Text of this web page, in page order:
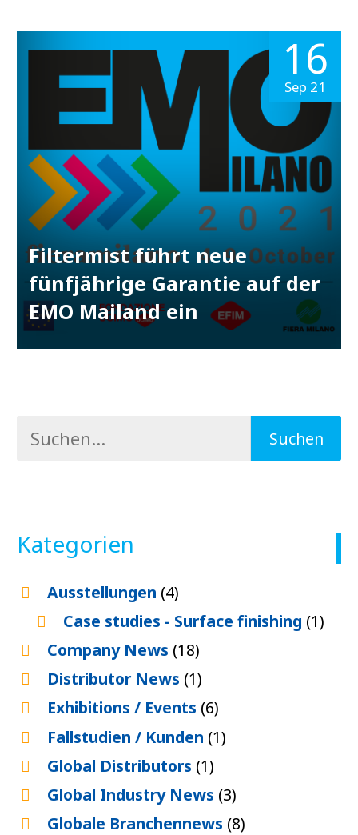
Filtermist führt neue
fünfjährige Garantie auf der
EMO Mailand ein
16
Sep 21
Kategorien
Ausstellungen (4)
Case studies - Surface finishing (1)
Company News (18)
Distributor News (1)
Exhibitions / Events (6)
Fallstudien / Kunden (1)
Global Distributors (1)
Global Industry News (3)
Globale Branchennews (8)